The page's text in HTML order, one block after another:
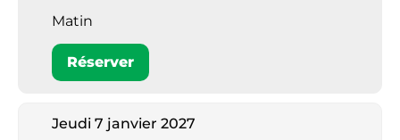
Matin
Réserver
Jeudi 7 janvier 2027